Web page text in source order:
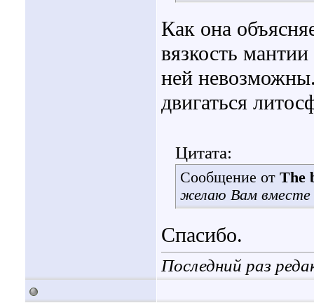
Как она
вязкость
ней
двигаться
Цитата:
Сообщение от The
желаю Вам вместе
Спасибо.
Последний раз